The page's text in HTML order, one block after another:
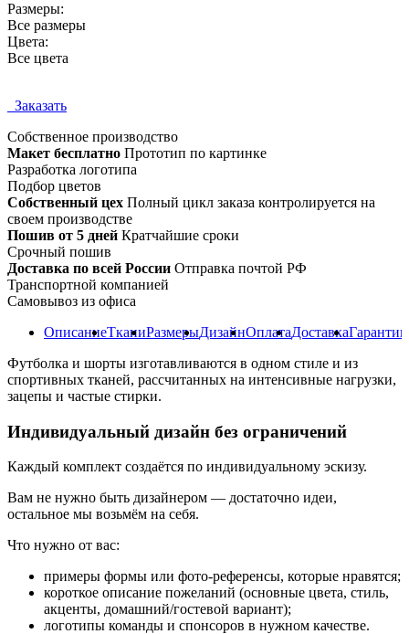
Размеры:
Все размеры
Цвета:
Все цвета
Заказать
Собственное производство
Макет бесплатно Прототип по картинке
Разработка логотипа
Подбор цветов
Собственный цех Полный цикл заказа контролируется на
своем производстве
Пошив от 5 дней Кратчайшие сроки
Срочный пошив
Доставка по всей России Отправка почтой РФ
Транспортной компанией
Самовывоз из офиса
ОписаниеТканиРазмерыДизайнОплатаДоставкаГарантии
Футболка и шорты изготавливаются в одном стиле и из
спортивных тканей, рассчитанных на интенсивные нагрузки,
зацепы и частые стирки.
Индивидуальный дизайн без ограничений
Каждый комплект создаётся по индивидуальному эскизу.
Вам не нужно быть дизайнером — достаточно идеи,
остальное мы возьмём на себя.
Что нужно от вас:
примеры формы или фото-референсы, которые нравятся;
короткое описание пожеланий (основные цвета, стиль,
акценты, домашний/гостевой вариант);
логотипы команды и спонсоров в нужном качестве.